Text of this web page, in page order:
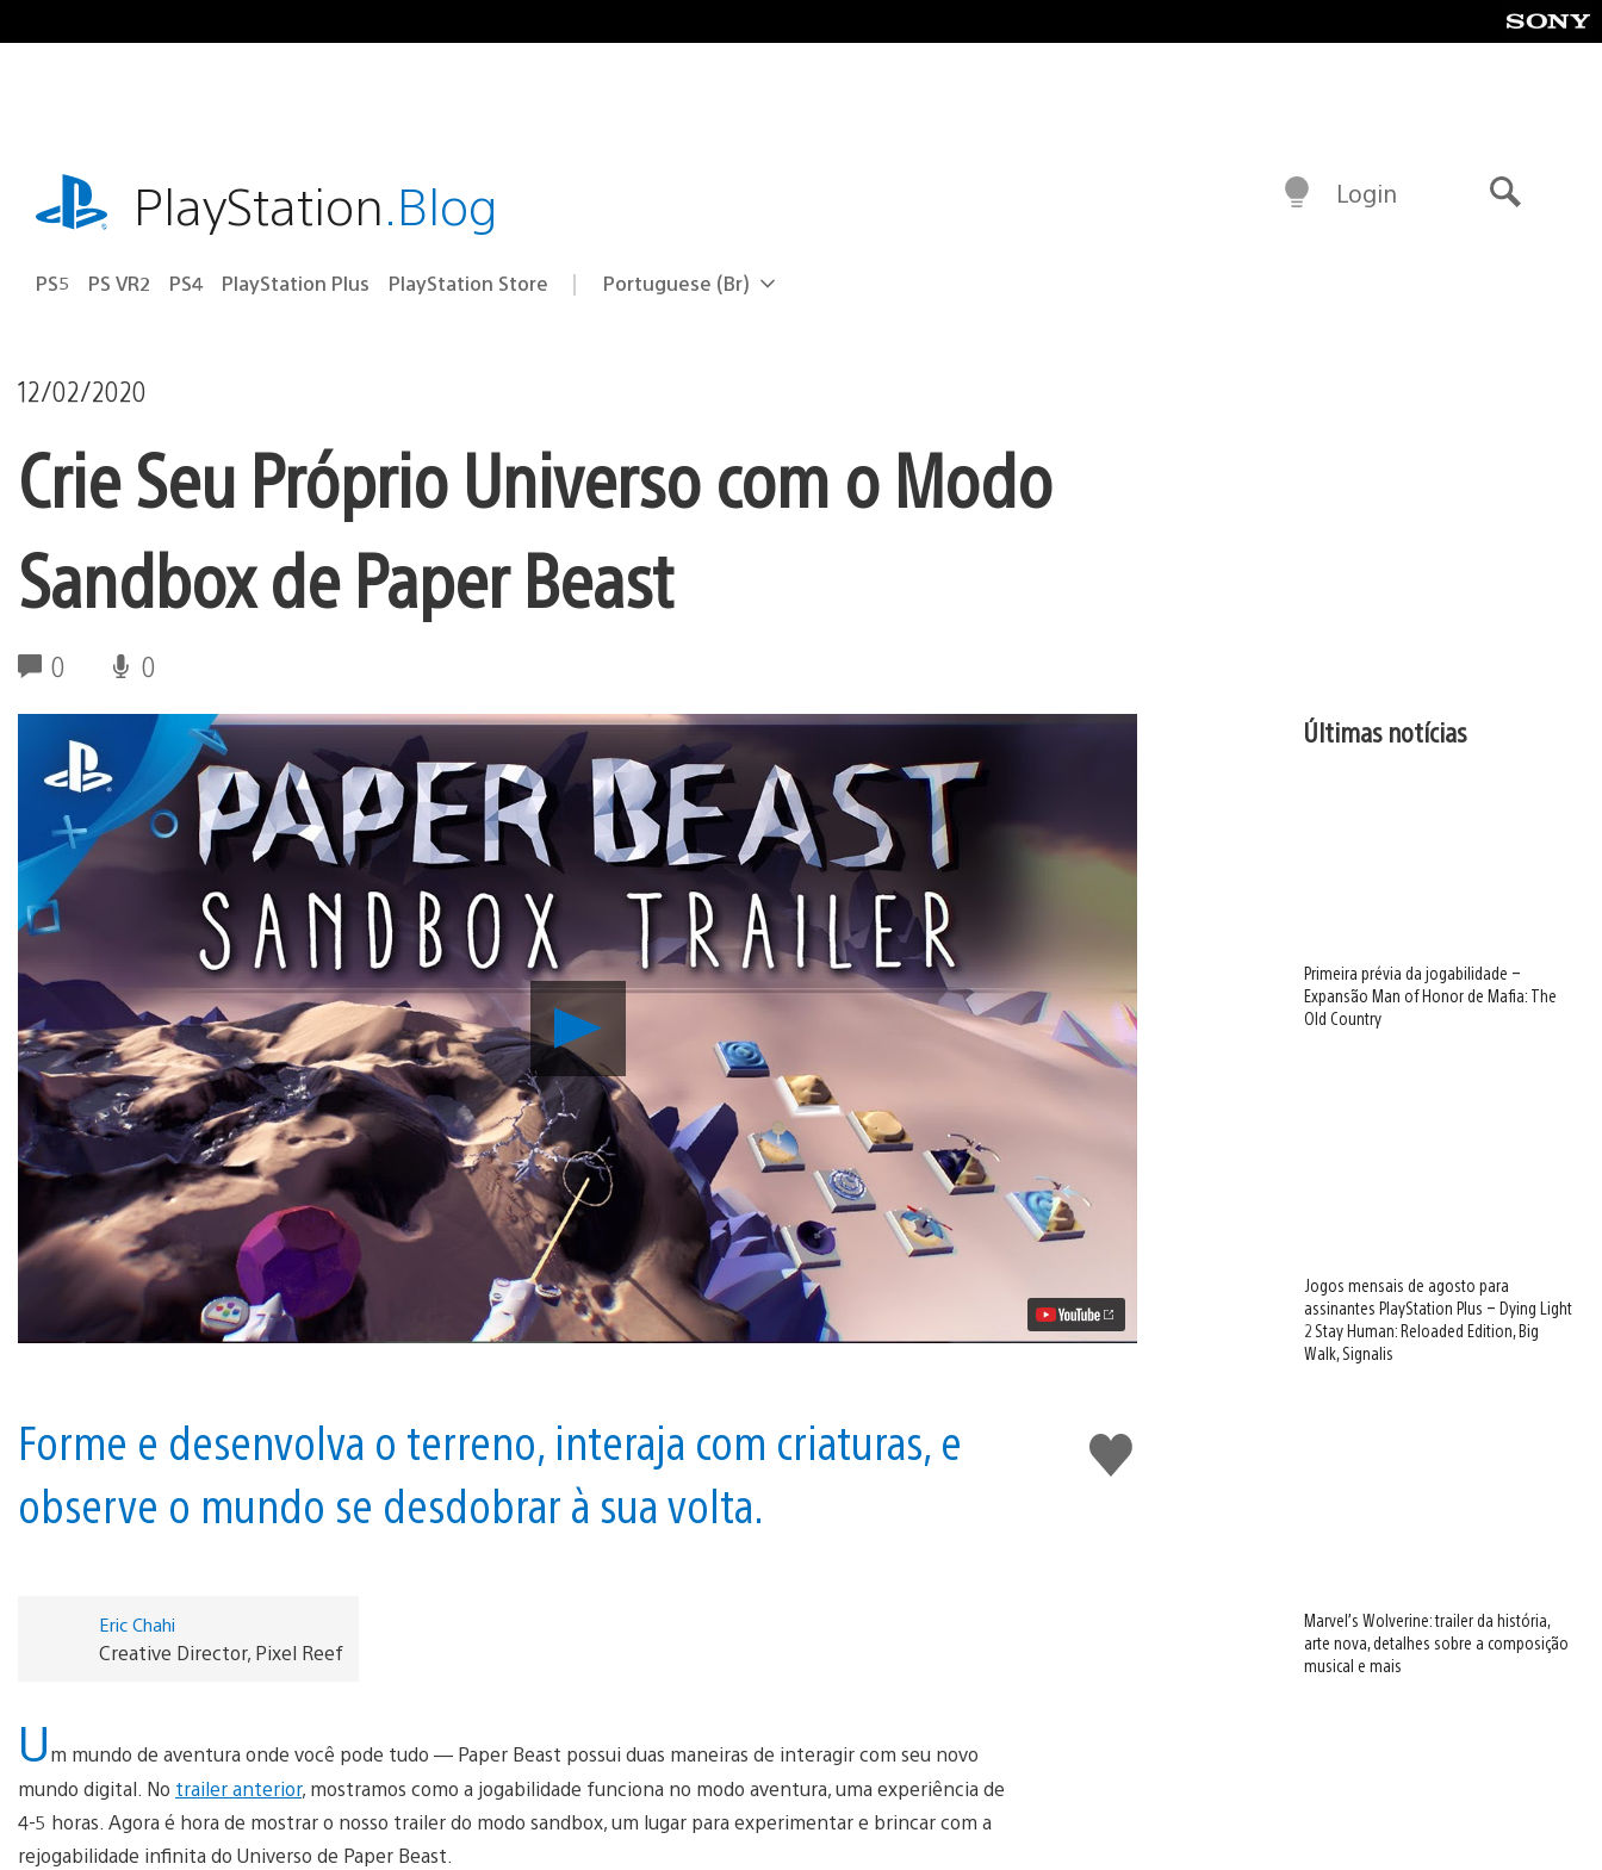
para
playstation.comPlayStation.Blog
PS5 PS VR2 PS4 PlayStation Plus PlayStation Store Selecione
Região
Portuguese (Br)
Login
12/02/2020
Crie Seu Próprio Universo com o Modo
Sandbox de Paper Beast
0 0
Crie
Seu
Próprio
Universo
com
o
Modo
Sandbox
de
Beast
Vídeo
Curtir
Forme e desenvolva o terreno, interaja com criaturas, e
observe o mundo se desdobrar à sua volta.
Eric Chahi
Creative Director, Pixel Reef
Um mundo de aventura onde você pode tudo — Paper Beast possui duas maneiras de interagir com seu novo
mundo digital. No trailer anterior, mostramos como a jogabilidade funciona no modo aventura, uma experiência de
4-5 horas. Agora é hora de mostrar o nosso trailer do modo sandbox, um lugar para experimentar e brincar com a
rejogabilidade infinita do Universo de Paper Beast.
Últimas notícias
Primeira prévia da jogabilidade –
Expansão Man of Honor de Mafia: The
Old Country
Jogos mensais de agosto para
assinantes PlayStation Plus – Dying Light
2 Stay Human: Reloaded Edition, Big
Walk, Signalis
Marvel’s Wolverine: trailer da história,
arte nova, detalhes sobre a composição
musical e mais